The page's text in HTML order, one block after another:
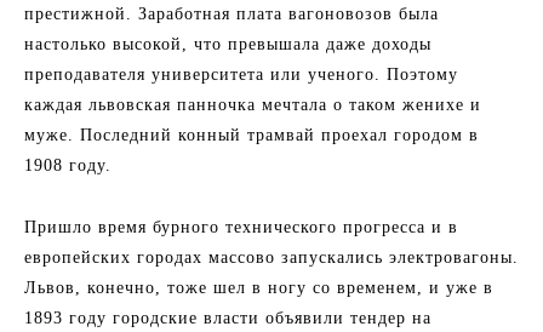
престижной. Заработная плата вагоновозов была
настолько высокой, что превышала даже доходы
преподавателя университета или ученого. Поэтому
каждая львовская панночка мечтала о таком женихе и
муже. Последний конный трамвай проехал городом в
1908 году.
Пришло время бурного технического прогресса и в
европейских городах массово запускались электровагоны.
Львов, конечно, тоже шел в ногу со временем, и уже в
1893 году городские власти объявили тендер на